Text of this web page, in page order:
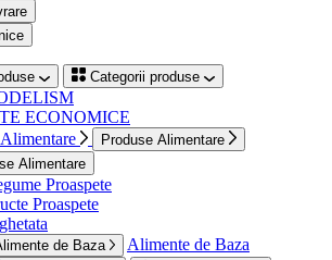
Categorii produse
ECONOMICE
Produse Alimentare
Alimentare
Proaspete
Proaspete
de Baza Alimente de Baza